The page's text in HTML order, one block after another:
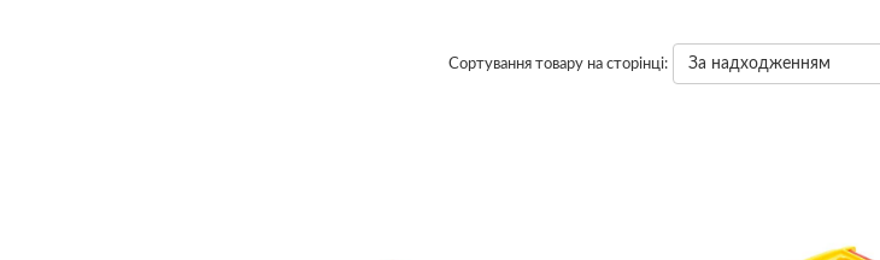
Сортування товару на сторінці: За надходженням